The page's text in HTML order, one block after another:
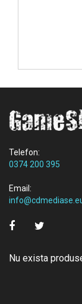
Telefon:
0374 200 395
Email:
Nu exista